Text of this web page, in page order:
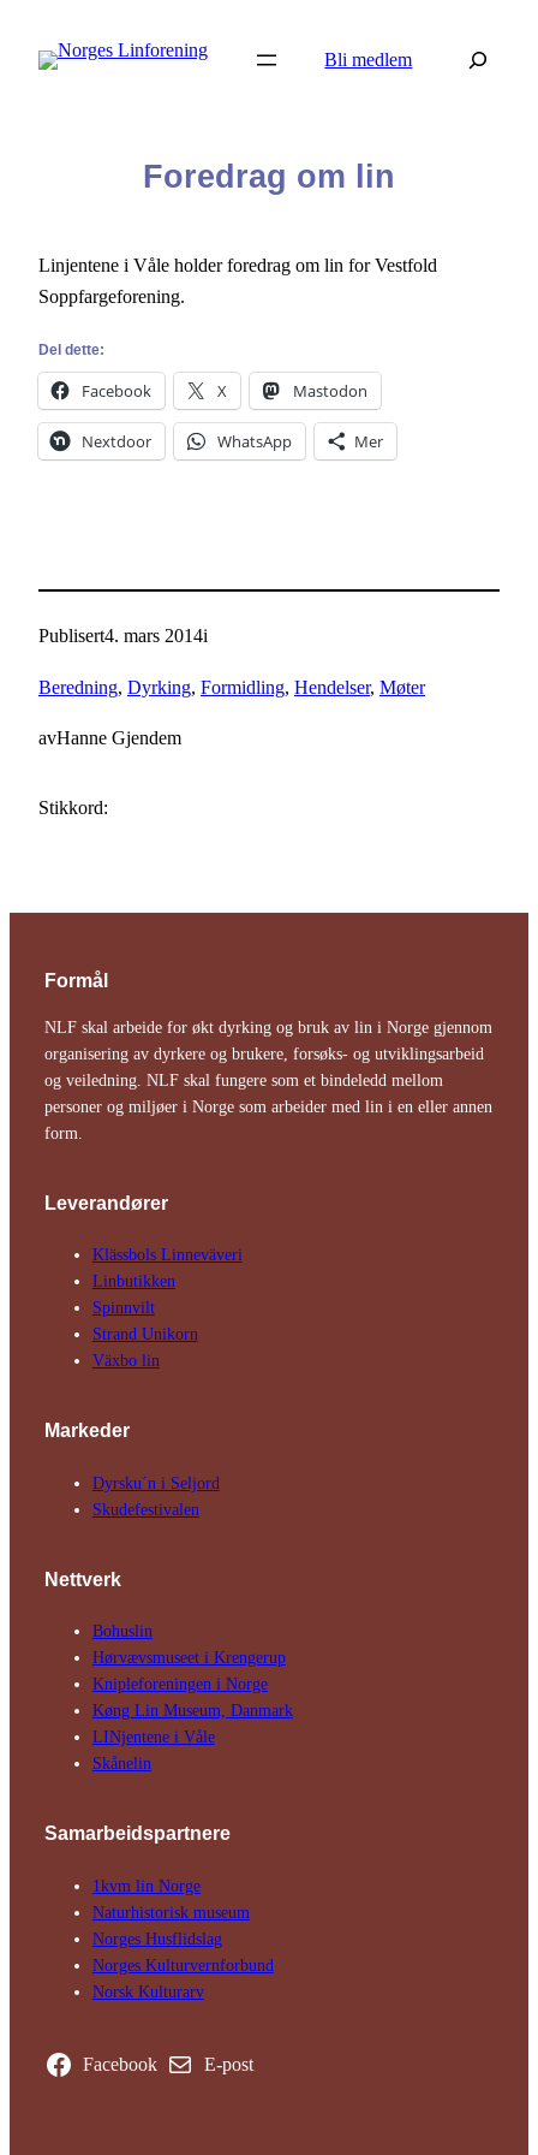
Bli medlem Søk
Foredrag om lin
Linjentene i Våle holder foredrag om lin for Vestfold
Soppfargeforening.
Del dette:
Facebook X Mastodon
Nextdoor WhatsApp Mer
Publisert4. mars 2014i
Beredning, Dyrking, Formidling, Hendelser, Møter
avHanne Gjendem
Stikkord:
Formål
NLF skal arbeide for økt dyrking og bruk av lin i Norge gjennom
organisering av dyrkere og brukere, forsøks- og utviklingsarbeid
og veiledning. NLF skal fungere som et bindeledd mellom
personer og miljøer i Norge som arbeider med lin i en eller annen
form.
Leverandører
Klässbols Linne­väveri
Linbutikken
Spinnvilt
Strand Unikorn
Växbo lin
Markeder
Dyrsku´n i Seljord
Skude­fes­tivalen
Nettverk
Bohuslin
Hørvævs­museet i Krengerup
Kniple­foreningen i Norge
Køng Lin Museum, Danmark
LINjentene i Våle
Skånelin
Samarbeids­partnere
1kvm lin Norge
Natur­his­torisk­ museum
Norges Husflids­lag
Norges Kultur­vern­forbund
Norsk Kulturarv
Facebook E-post